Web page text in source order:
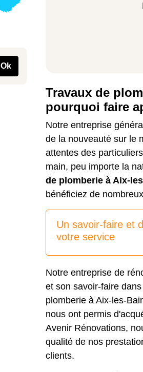
Ok
Travaux de
pourquoi faire
Notre entreprise
de la nouveauté sur le
attentes des
main, peu importe la
de plomberie à Aix-
bénéficiez de
Un savoir-faire et
votre service
Notre entreprise de
et son savoir-faire
plomberie à Aix-les-
nous ont permis
Avenir Rénovations,
qualité de nos
clients.